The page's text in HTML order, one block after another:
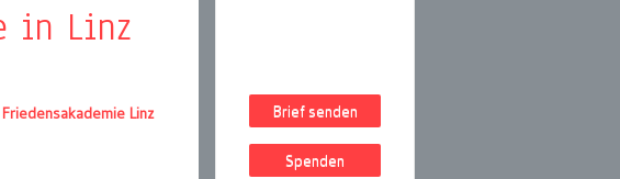
in Linz
Friedensakademie Linz
Brief senden
Spenden